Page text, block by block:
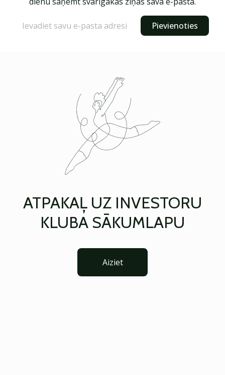
Pievienoties
ATPAKAĻ UZ INVESTORU
KLUBA SĀKUMLAPU
Aiziet